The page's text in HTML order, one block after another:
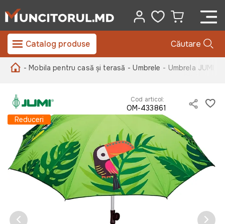
Catalog produse Căutare
- Mobila pentru casă și terasă - Umbrele - Umbrela JUMI
Cod articol:
OM-433861
Reduceri